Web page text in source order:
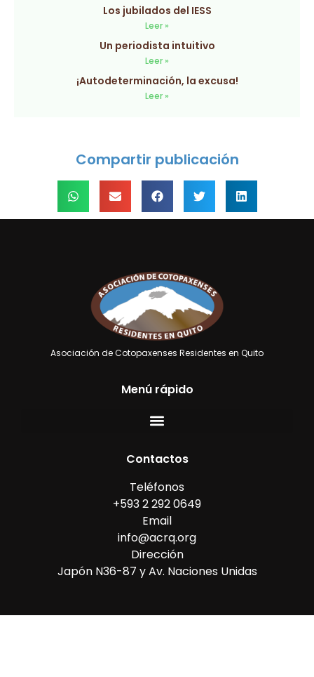
Los jubilados del IESS
Leer »
Un periodista intuitivo
Leer »
¡Autodeterminación, la excusa!
Leer »
Compartir publicación
Asociación de Cotopaxenses Residentes en Quito
Menú rápido
Contactos
Teléfonos
+593 2 292 0649
Email
info@acrq.org
Dirección
Japón N36-87 y Av. Naciones Unidas